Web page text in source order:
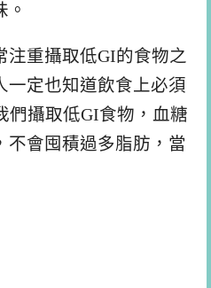
。
注重攝取低GI的食物之
一定也知道飲食上必須
們攝取低GI食物，血糖
不會囤積過多脂肪，當